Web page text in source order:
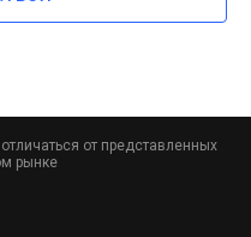
от представленных
рынке